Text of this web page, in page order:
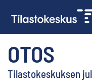
OTOS
Tilastokeskuksen